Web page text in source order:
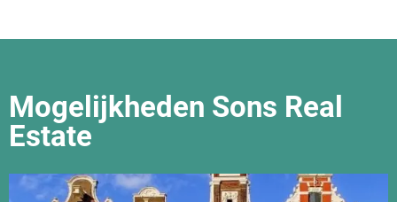
Mogelijkheden Sons Real
Estate